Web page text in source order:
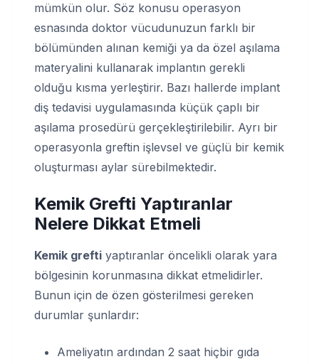
mümkün olur. Söz konusu operasyon
esnasında doktor vücudunuzun farklı bir
bölümünden alınan kemiği ya da özel aşılama
materyalini kullanarak implantın gerekli
olduğu kısma yerleştirir. Bazı hallerde implant
diş tedavisi uygulamasında küçük çaplı bir
aşılama prosedürü gerçekleştirilebilir. Ayrı bir
operasyonla greftin işlevsel ve güçlü bir kemik
oluşturması aylar sürebilmektedir.
Kemik Grefti Yaptıranlar
Nelere Dikkat Etmeli
Kemik grefti yaptıranlar öncelikli olarak yara
bölgesinin korunmasına dikkat etmelidirler.
Bunun için de özen gösterilmesi gereken
durumlar şunlardır:
Ameliyatın ardından 2 saat hiçbir gıda